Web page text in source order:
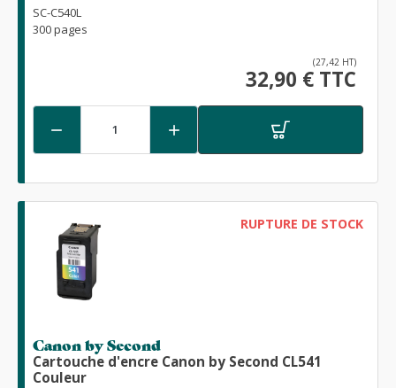
SC-C540L
300 pages
(27,42 HT)
32,90 € TTC
 
RUPTURE DE STOCK
Canon by Second
Cartouche d'encre Canon by Second CL541
Couleur